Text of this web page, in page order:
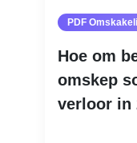
PDF
Hoe om
omskep
verloor in